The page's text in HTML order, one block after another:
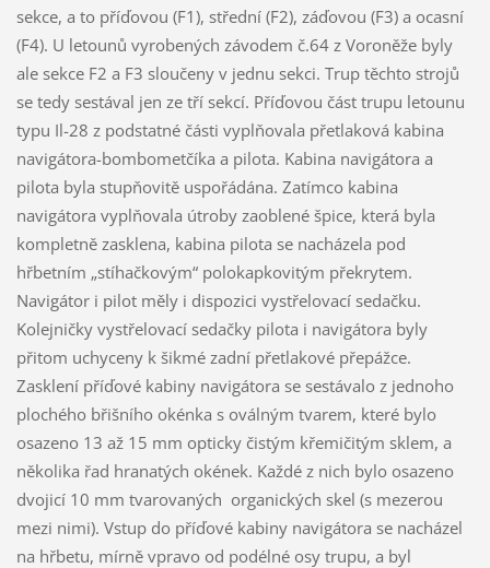
sekce, a to příďovou (F1), střední (F2), záďovou (F3) a ocasní
(F4). U letounů vyrobených závodem č.64 z Voroněže byly
ale sekce F2 a F3 sloučeny v jednu sekci. Trup těchto strojů
se tedy sestával jen ze tří sekcí. Příďovou část trupu letounu
typu Il-28 z podstatné části vyplňovala přetlaková kabina
navigátora-bombometčíka a pilota. Kabina navigátora a
pilota byla stupňovitě uspořádána. Zatímco kabina
navigátora vyplňovala útroby zaoblené špice, která byla
kompletně zasklena, kabina pilota se nacházela pod
hřbetním „stíhačkovým“ polokapkovitým překrytem.
Navigátor i pilot měly i dispozici vystřelovací sedačku.
Kolejničky vystřelovací sedačky pilota i navigátora byly
přitom uchyceny k šikmé zadní přetlakové přepážce.
Zasklení příďové kabiny navigátora se sestávalo z jednoho
plochého břišního okénka s oválným tvarem, které bylo
osazeno 13 až 15 mm opticky čistým křemičitým sklem, a
několika řad hranatých okének. Každé z nich bylo osazeno
dvojicí 10 mm tvarovaných organických skel (s mezerou
mezi nimi). Vstup do příďové kabiny navigátora se nacházel
na hřbetu, mírně vpravo od podélné osy trupu, a byl